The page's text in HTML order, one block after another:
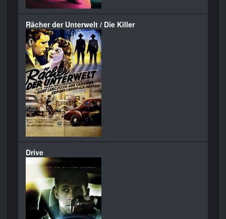
Rächer der Unterwelt / Die Killer
Drive